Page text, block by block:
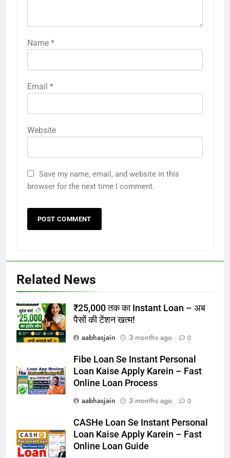
Name *
Email *
Website
Save my name, email, and website in this
browser for the next time I comment.
Related News
₹25,000 तक का Instant Loan – अब
पैसों की टेंशन खत्म!
aabhasjain
3 months ago 0
Fibe Loan Se Instant Personal
Loan Kaise Apply Karein – Fast
Online Loan Process
aabhasjain
3 months ago 0
CASHe Loan Se Instant Personal
Loan Kaise Apply Karein – Fast
Online Loan Guide